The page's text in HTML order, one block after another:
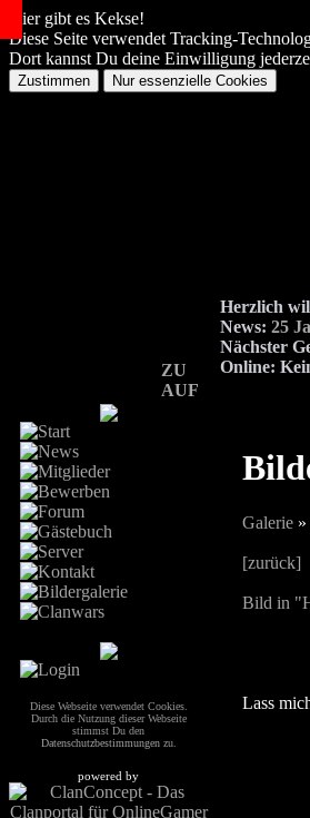
Hier gibt es Kekse!
Diese Seite verwendet Tracking-
Dort kannst Du deine Einwilligung
ZU
AUF
Herzlich
News: 25
Nächster
Online:
Diese Webseite verwendet Cookies.
Durch die Nutzung dieser Webseite
stimmst Du den
Datenschutzbestimmungen zu.
powered by
Galerie »
[zurück]
Bild in
Lass